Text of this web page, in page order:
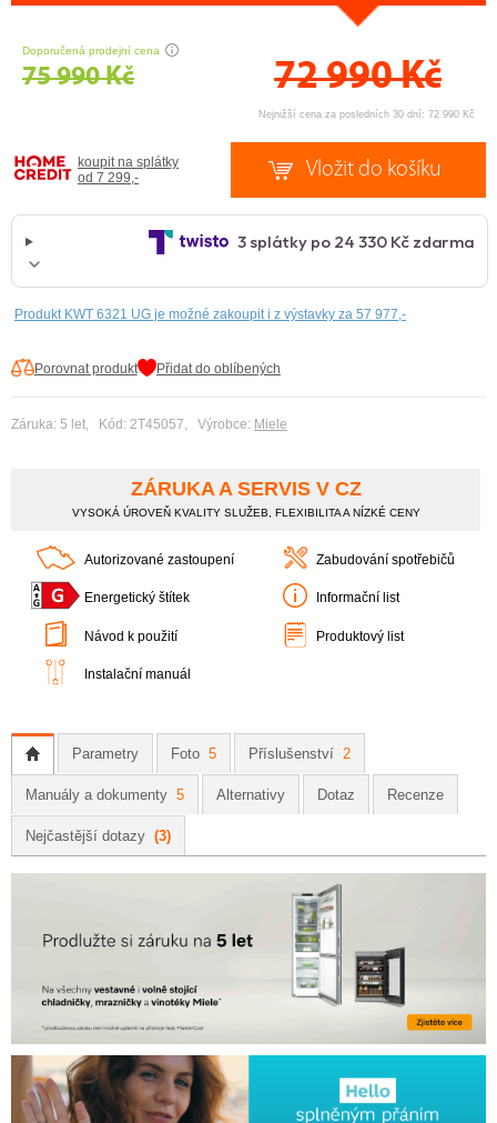
Doporučená prodejní cena
75 990 Kč 72 990Kč
Nejnižší cena za posledních 30 dní: 72 990 Kč
koupit na splátky
od 7 299,-
Produkt KWT 6321 UG je možné zakoupit i z výstavky za 57 977,-
Porovnat produkt Přidat do oblíbených
Záruka: 5 let, Kód: 2T45057, Výrobce: Miele
ZÁRUKA A SERVIS V CZ
VYSOKÁ ÚROVEŇ KVALITY SLUŽEB, FLEXIBILITA A NÍZKÉ CENY
Autorizované zastoupení Zabudování spotřebičů
Energetický štítek Informační list
Návod k použití Produktový list
Instalační manuál
Parametry Foto 5 Příslušenství 2
Manuály a dokumenty 5 Alternativy Dotaz Recenze
Nejčastější dotazy (3)